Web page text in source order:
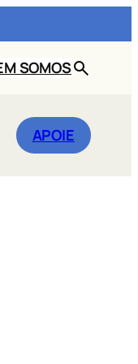
SOMOS BUSCAR
APOIE